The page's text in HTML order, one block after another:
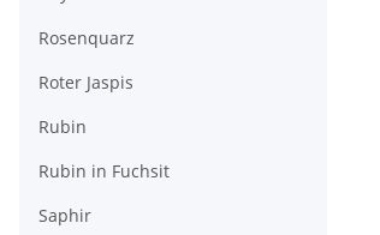
Rosenquarz
Roter Jaspis
Rubin
Rubin in Fuchsit
Saphir